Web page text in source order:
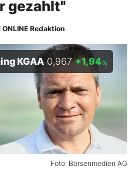
gezahlt"
ONLINE Redaktion
Foto: Börsenmedien AG
KGAA 0,967 +1,94%